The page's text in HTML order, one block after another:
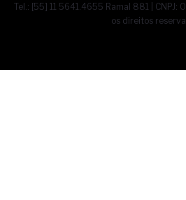
Tel.: [55] 11 5641.4655 Ramal 881 |
os direitos